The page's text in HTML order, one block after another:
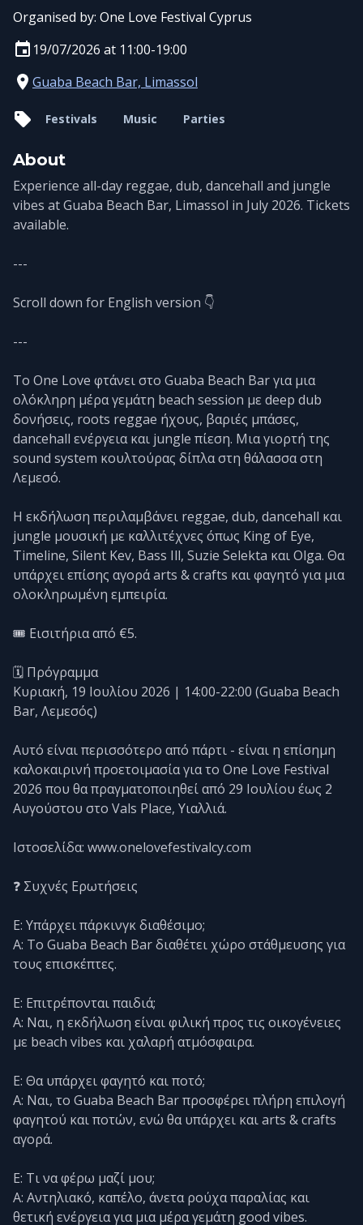
Organised by: One Love Festival Cyprus
19/07/2026 at 11:00-19:00
Guaba Beach Bar, Limassol
Festivals Music Parties
About
Experience all-day reggae, dub, dancehall and jungle
vibes at Guaba Beach Bar, Limassol in July 2026. Tickets
available.
---
Scroll down for English version 👇
---
Το One Love φτάνει στο Guaba Beach Bar για μια
ολόκληρη μέρα γεμάτη beach session με deep dub
δονήσεις, roots reggae ήχους, βαριές μπάσες,
dancehall ενέργεια και jungle πίεση. Μια γιορτή της
sound system κουλτούρας δίπλα στη θάλασσα στη
Λεμεσό.
Η εκδήλωση περιλαμβάνει reggae, dub, dancehall και
jungle μουσική με καλλιτέχνες όπως King of Eye,
Timeline, Silent Kev, Bass Ill, Suzie Selekta και Olga. Θα
υπάρχει επίσης αγορά arts & crafts και φαγητό για μια
ολοκληρωμένη εμπειρία.
🎟️ Εισιτήρια από €5.
🗓️ Πρόγραμμα
Κυριακή, 19 Ιουλίου 2026 | 14:00-22:00 (Guaba Beach
Bar, Λεμεσός)
Αυτό είναι περισσότερο από πάρτι - είναι η επίσημη
καλοκαιρινή προετοιμασία για το One Love Festival
2026 που θα πραγματοποιηθεί από 29 Ιουλίου έως 2
Αυγούστου στο Vals Place, Υιαλλιά.
Ιστοσελίδα: www.onelovefestivalcy.com
❓ Συχνές Ερωτήσεις
Ε: Υπάρχει πάρκινγκ διαθέσιμο;
Α: Το Guaba Beach Bar διαθέτει χώρο στάθμευσης για
τους επισκέπτες.
Ε: Επιτρέπονται παιδιά;
Α: Ναι, η εκδήλωση είναι φιλική προς τις οικογένειες
με beach vibes και χαλαρή ατμόσφαιρα.
Ε: Θα υπάρχει φαγητό και ποτό;
Α: Ναι, το Guaba Beach Bar προσφέρει πλήρη επιλογή
φαγητού και ποτών, ενώ θα υπάρχει και arts & crafts
αγορά.
Ε: Τι να φέρω μαζί μου;
Α: Αντηλιακό, καπέλο, άνετα ρούχα παραλίας και
θετική ενέργεια για μια μέρα γεμάτη good vibes.